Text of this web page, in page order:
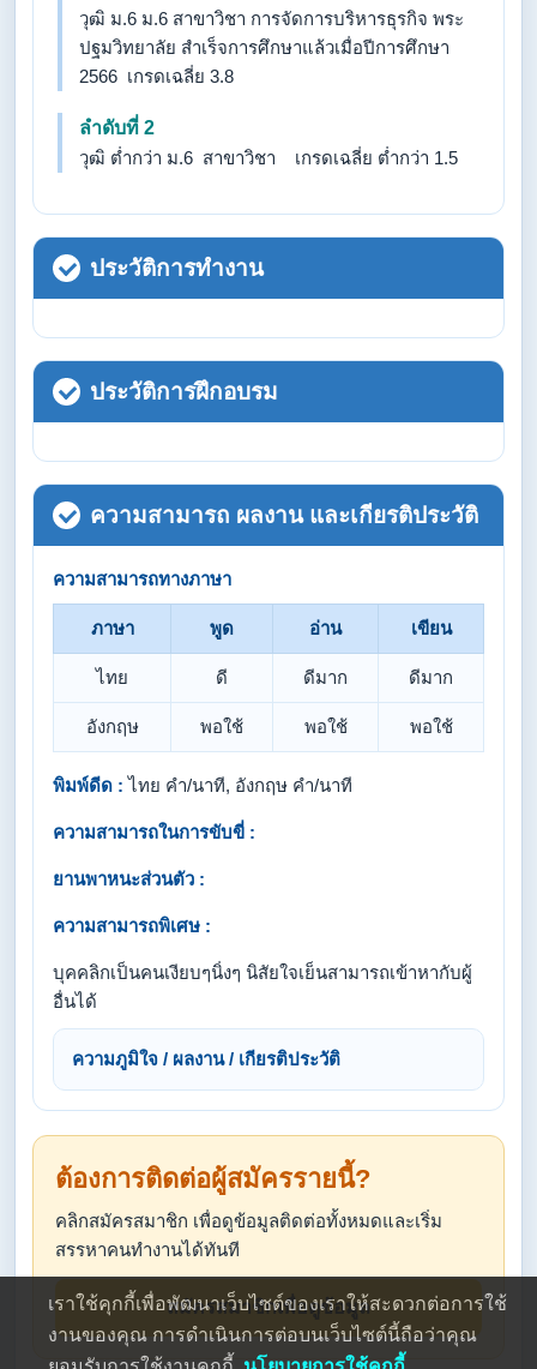
วุฒิ ม.6 ม.6 สาขาวิชา การจัดการบริหารธุรกิจ พระ
ปฐมวิทยาลัย สำเร็จการศึกษาแล้วเมื่อปีการศึกษา
2566 เกรดเฉลี่ย 3.8
ลำดับที่ 2
วุฒิ ต่ำกว่า ม.6 สาขาวิชา เกรดเฉลี่ย ต่ำกว่า 1.5
ประวัติการทำงาน
ประวัติการฝึกอบรม
ความสามารถ ผลงาน และเกียรติประวัติ
ความสามารถทางภาษา
ภาษา พูด อ่าน เขียน
ไทย ดี ดีมาก ดีมาก
อังกฤษ พอใช้ พอใช้ พอใช้
พิมพ์ดีด : ไทย คำ/นาที, อังกฤษ คำ/นาที
ความสามารถในการขับขี่ :
ยานพาหนะส่วนตัว :
ความสามารถพิเศษ :
บุคคลิกเป็นคนเงียบๆนิ่งๆ นิสัยใจเย็นสามารถเข้าหากับผู้
อื่นได้
ความภูมิใจ / ผลงาน / เกียรติประวัติ
ต้องการติดต่อผู้สมัครรายนี้?
คลิกสมัครสมาชิก เพื่อดูข้อมูลติดต่อทั้งหมดและเริ่ม
สรรหาคนทำงานได้ทันที
สมัครสมาชิกเพื่อดูข้อมูล
เราใช้คุกกี้เพื่อพัฒนาเว็บไซต์ของเราให้สะดวกต่อการใช้
งานของคุณ การดำเนินการต่อบนเว็บไซต์นี้ถือว่าคุณ